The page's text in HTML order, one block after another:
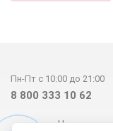
Пн-Пт с 10:00 до 21:00
8 800 333 10 62
Новинки